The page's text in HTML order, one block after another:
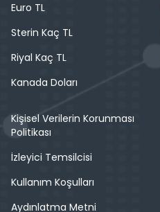
Euro TL
Sterin Kaç TL
Riyal Kaç TL
Kanada Doları
Kişisel Verilerin Korunması
Politikası
İzleyici Temsilcisi
Kullanım Koşulları
Aydınlatma Metni